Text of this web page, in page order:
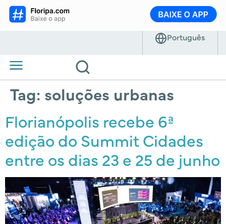
Tag: soluções urbanas
Florianópolis recebe 6ª
edição do Summit Cidades
entre os dias 23 e 25 de junho